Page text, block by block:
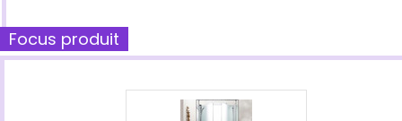
Focus produit